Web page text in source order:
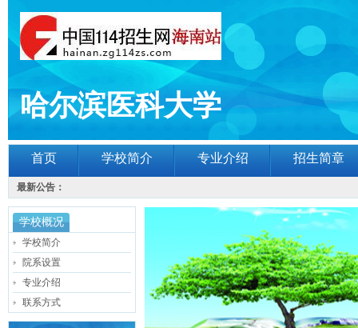
哈尔滨医科大学
首页 学校简介 专业介绍 招生简章
最新公告：
学校概况
学校简介
院系设置
专业介绍
联系方式